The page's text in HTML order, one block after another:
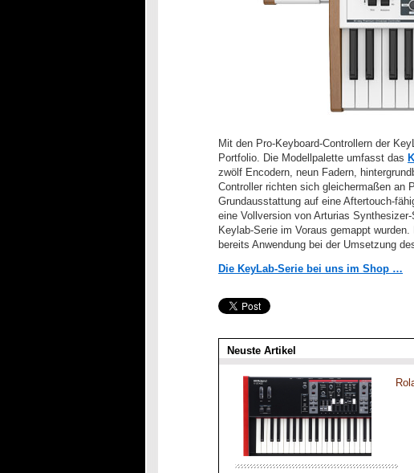
Mit den Pro-Keyboard-Controllern der
Portfolio. Die Modellpalette umfasst das
zwölf Encodern, neun Fadern,
Controller richten sich gleichermaßen an
Grundausstattung auf eine Aftertouch-
eine Vollversion von Arturias
Keylab-Serie im Voraus gemappt
bereits Anwendung bei der Umsetzung
Die KeyLab-Serie bei uns im Shop …
Neuste Artikel